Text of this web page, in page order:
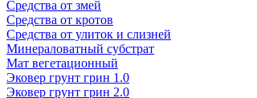
Средства от змей
Средства от кротов
Средства от улиток и слизней
Минераловатный субстрат
Мат вегетационный
Эковер грунт грин 1.0
Эковер грунт грин 2.0